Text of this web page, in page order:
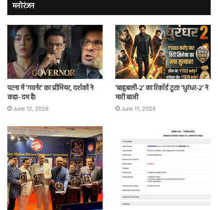
मनोरंजन
पटना में ‘गवर्नर’ का प्रीमियर, दर्शकों ने
कहा- दम है!
June 12, 2026
‘बाहुबली-2’ का रिकॉर्ड टूटा! ‘धुरंधर-2’ ने
मारी बाजी
June 11, 2026